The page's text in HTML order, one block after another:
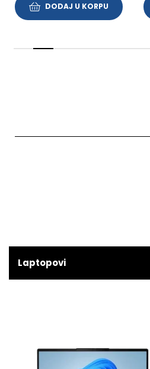
DODAJ U KORPU
Laptopovi